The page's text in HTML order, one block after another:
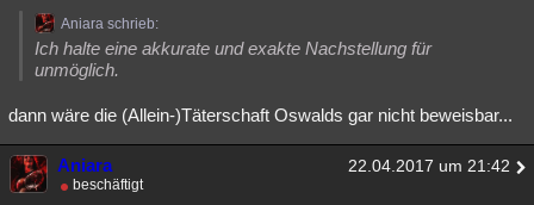
Aniara schrieb:
Ich halte eine akkurate und exakte Nachstellung für
unmöglich.
dann wäre die (Allein-)Täterschaft Oswalds gar nicht beweisbar...
Aniara 22.04.2017 um 21:42
beschäftigt